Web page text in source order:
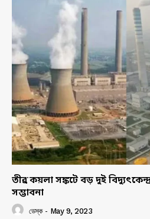
তীব্র কয়লা সঙ্কটে বড় দুই
সম্ভাবনা
ডেস্ক - May 9, 2023